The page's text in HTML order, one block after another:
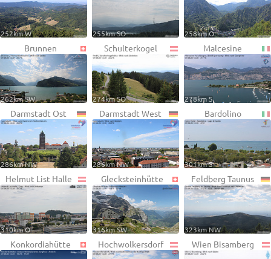
252km W 255km SO 258km O
Brunnen
262km SW
Schulterkogel
274km SO
Malcesine
278km S
Darmstadt Ost
286km NW
Darmstadt West
286km NW
Bardolino
301km S
Helmut List Halle
310km O
Glecksteinhütte
316km SW
Feldberg Taunus
323km NW
Konkordiahütte Hochwolkersdorf Wien Bisamberg